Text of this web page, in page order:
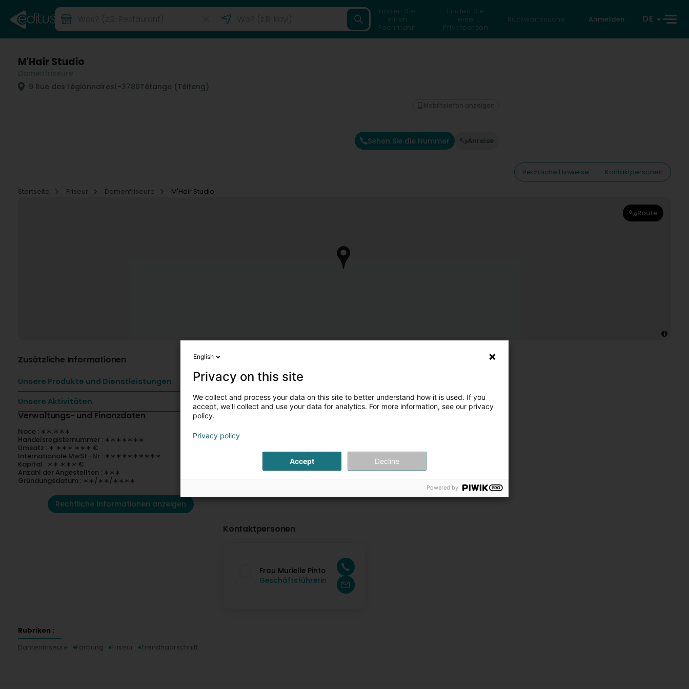
Finden Sie
einen
Fachmann
Finden Sie
eine
Privatperson
Rückwärtssuche Anmelden DE
M'Hair Studio
9 Rue des LégionnairesL-3780Tétange (Téiteng)
Sehen Sie die Nummer Anreise
Mobiltelefon anzeigen
Rechtliche Hinweise
Kontaktpersonen
Startseite
Friseur Damenfriseure M'Hair Studio
Route
Zusätzliche Informationen
Unsere Produkte und Dienstleistungen
Unsere Aktivitäten
Verwaltungs- und Finanzdaten
Nace : ∗∗.∗∗∗
Handelsregisternummer : ∗∗∗∗∗∗∗
Umsatz : ∗ ∗∗∗ ∗∗∗ €
Internationale MwSt.-Nr : ∗∗∗∗∗∗∗∗∗∗
Kapital : ∗∗ ∗∗∗ €
Anzahl der Angestellten : ∗∗∗
Gründungsdatum : ∗∗/∗∗/∗∗∗∗
Rechtliche Informationen anzeigen
Kontaktpersonen
Frau Murielle Pinto
Geschäftsführerin
Rubriken :
Damenfriseure
Färbung Friseur Trendhaarschnitt
English
Privacy on this site
We collect and process your data on this site to better understand how it is used. If you
accept, we'll collect and use your data for analytics. For more information, see our privacy
policy.
Privacy policy
Accept Decline
Powered by